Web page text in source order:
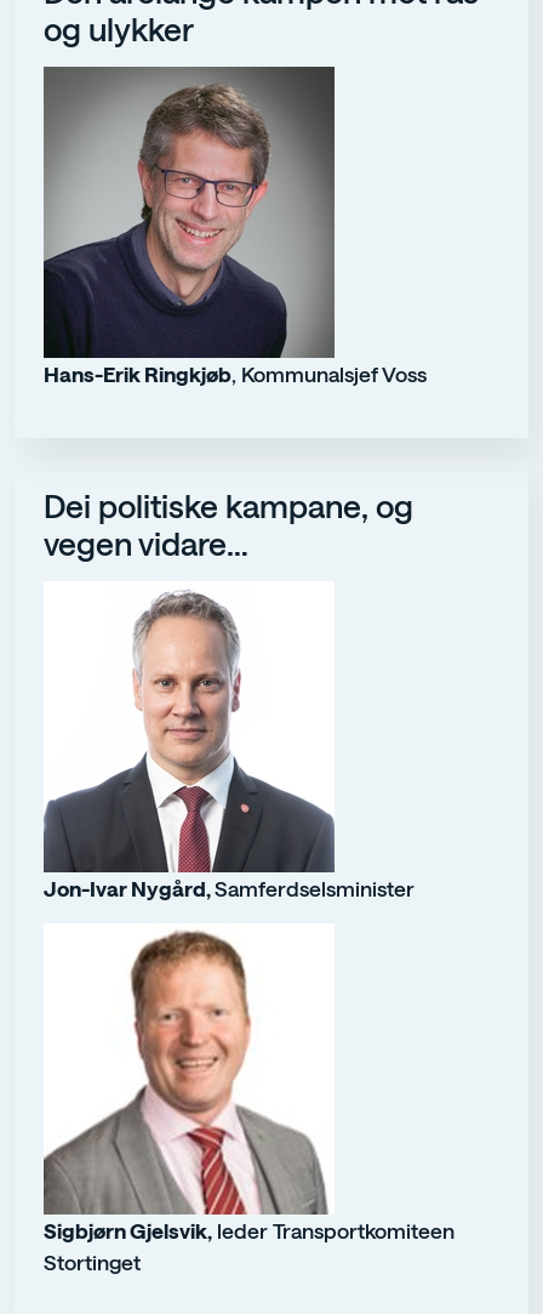
og ulykker
Hans-Erik Ringkjøb, Kommunalsjef Voss
Dei politiske kampane, og
vegen vidare…
Jon-Ivar Nygård,Samferdselsminister
Sigbjørn Gjelsvik, leder Transportkomiteen
Stortinget